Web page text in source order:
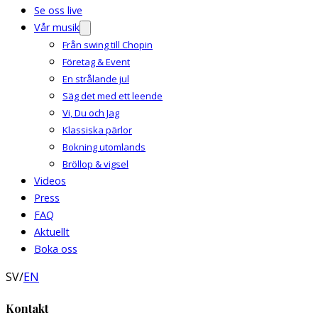
Se oss live
Vår musik
Från swing till Chopin
Företag & Event
En strålande jul
Säg det med ett leende
Vi, Du och Jag
Klassiska pärlor
Bokning utomlands
Bröllop & vigsel
Videos
Press
FAQ
Aktuellt
Boka oss
SV/EN
Kontakt